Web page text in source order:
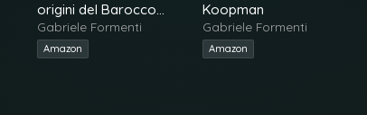
origini del Barocco
strumentale italiano
Gabriele Formenti
Amazon
Koopman
Gabriele Formenti
Amazon